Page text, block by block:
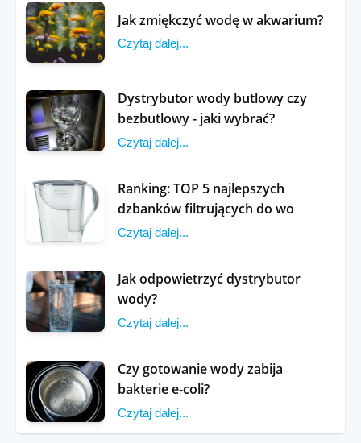
Jak zmiękczyć wodę w akwarium?
Czytaj dalej...
Dystrybutor wody butlowy czy
bezbutlowy - jaki wybrać?
Czytaj dalej...
Ranking: TOP 5 najlepszych
dzbanków filtrujących do wo
Czytaj dalej...
Jak odpowietrzyć dystrybutor
wody?
Czytaj dalej...
Czy gotowanie wody zabija
bakterie e-coli?
Czytaj dalej...